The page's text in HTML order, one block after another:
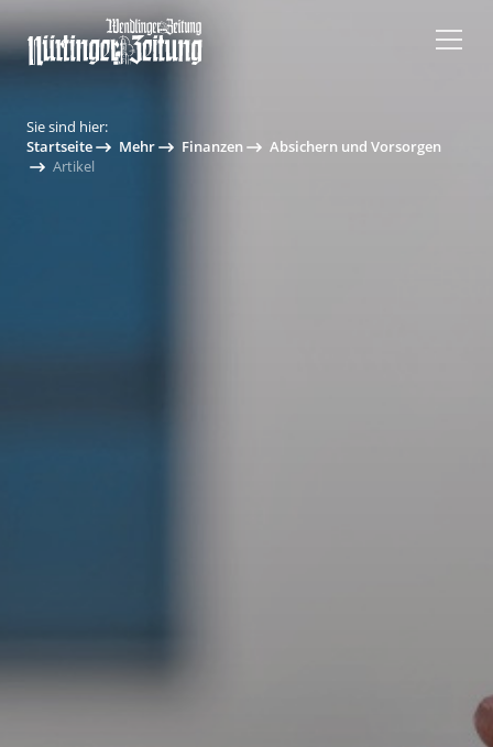
Sie sind hier:
Startseite
Mehr Finanzen
Absichern und Vorsorgen
Artikel